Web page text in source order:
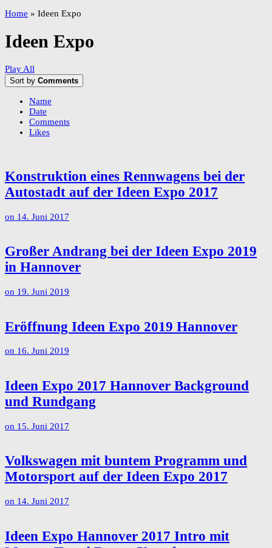
Home » Ideen Expo
Ideen Expo
Play All
Sort by Comments
Name
Date
Comments
Likes
Konstruktion eines Rennwagens bei der
Autostadt auf der Ideen Expo 2017
on 14. Juni 2017
Großer Andrang bei der Ideen Expo 2019
in Hannover
on 19. Juni 2019
Eröffnung Ideen Expo 2019 Hannover
on 16. Juni 2019
Ideen Expo 2017 Hannover Background
und Rundgang
on 15. Juni 2017
Volkswagen mit buntem Programm und
Motorsport auf der Ideen Expo 2017
on 14. Juni 2017
Ideen Expo Hannover 2017 Intro mit